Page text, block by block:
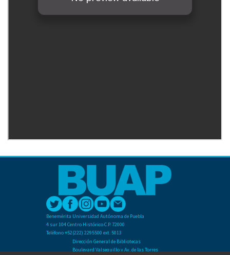
Benemérita Universidad Autónoma de Puebla
4 sur 104 Centro Histórico C.P. 72000
Teléfono +52(222) 2295500 ext. 5013
Dirección General de Bibliotecas
Boulevard Valsequillo y Av. de las Torres